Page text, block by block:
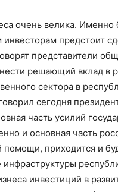
очень велика. Именно
инвесторам предстоит
представители
решающий вклад в
сектора в
сегодня
часть усилий
и основная часть
помощи, приходится и
инфраструктуры
инвестиций в